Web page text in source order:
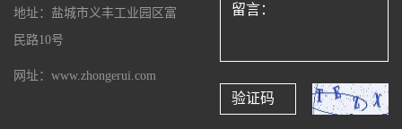
地址：盐城市义丰工业园区富
民路10号
网址：www.zhongerui.com